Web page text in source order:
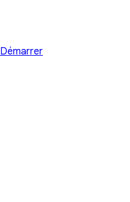
Démarrer